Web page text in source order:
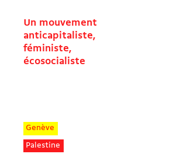
Un mouvement
anticapitaliste,
féministe,
écosocialiste
Genève
Palestine